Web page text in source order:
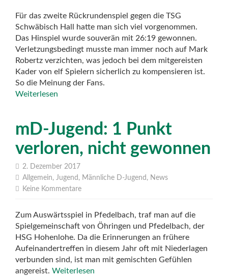
Für das zweite Rückrundenspiel gegen die TSG
Schwäbisch Hall hatte man sich viel vorgenommen.
Das Hinspiel wurde souverän mit 26:19 gewonnen.
Verletzungsbedingt musste man immer noch auf Mark
Robertz verzichten, was jedoch bei dem mitgereisten
Kader von elf Spielern sicherlich zu kompensieren ist.
So die Meinung der Fans.
Weiterlesen
mD-Jugend: 1 Punkt
verloren, nicht gewonnen
2. Dezember 2017
Allgemein, Jugend , Männliche D-Jugend , News
Keine Kommentare
Zum Auswärtsspiel in Pfedelbach, traf man auf die
Spielgemeinschaft von Öhringen und Pfedelbach, der
HSG Hohenlohe. Da die Erinnerungen an frühere
Aufeinandertreffen in diesem Jahr oft mit Niederlagen
verbunden sind, ist man mit gemischten Gefühlen
angereist. Weiterlesen